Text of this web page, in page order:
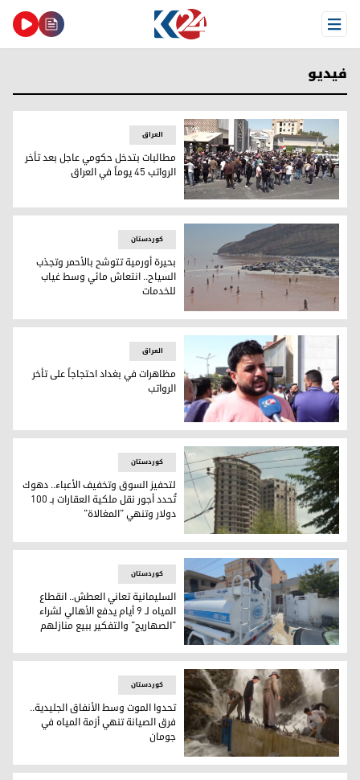
Open Menu
فيديو
مطالبات بتدخل حكومي عاجل بعد تأخر الرواتب 45 يوماً في العراق
العراق
مطالبات بتدخل حكومي عاجل بعد تأخر
الرواتب 45 يوماً في العراق
بحيرة أورمية تتوشح بالأحمر وتجذب السياح.. انتعاش مائي
کوردستان
بحيرة أورمية تتوشح بالأحمر وتجذب
السياح.. انتعاش مائي وسط غياب
للخدمات
مظاهرات في بغداد احتجاجاً على تأخر الرواتب
العراق
مظاهرات في بغداد احتجاجاً على تأخر
الرواتب
لتحفيز السوق وتخفيف الأعباء.. دهوك تُحدد أجور نقل ملكية العقارات بـ 100 دولار
کوردستان
لتحفيز السوق وتخفيف الأعباء.. دهوك
تُحدد أجور نقل ملكية العقارات بـ 100
دولار وتنهي "المغالاة"
السليمانية تعاني العطش.. انقطاع المياه لـ 9 أيام يدفع الأهالي لشراء "الصهاريج" والتفكير ببيع منازلهم
کوردستان
السليمانية تعاني العطش.. انقطاع
المياه لـ 9 أيام يدفع الأهالي لشراء
"الصهاريج" والتفكير ببيع منازلهم
تحدوا الموت وسط الأنفاق الجليدية.. فرق الصيانة تنهي أزمة
کوردستان
تحدوا الموت وسط الأنفاق الجليدية..
فرق الصيانة تنهي أزمة المياه في
جومان